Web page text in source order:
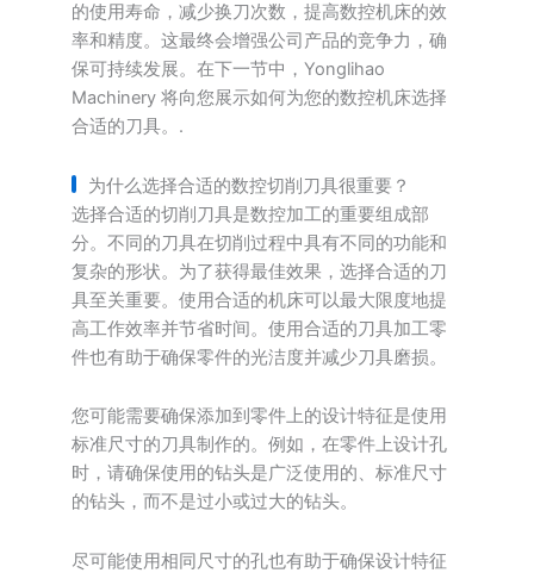
的使用寿命，减少换刀次数，提高数控机床的效
率和精度。这最终会增强公司产品的竞争力，确
保可持续发展。在下一节中，Yonglihao
Machinery 将向您展示如何为您的数控机床选择
合适的刀具。.
为什么选择合适的数控切削刀具很重要？
选择合适的切削刀具是数控加工的重要组成部
分。不同的刀具在切削过程中具有不同的功能和
复杂的形状。为了获得最佳效果，选择合适的刀
具至关重要。使用合适的机床可以最大限度地提
高工作效率并节省时间。使用合适的刀具加工零
件也有助于确保零件的光洁度并减少刀具磨损。
您可能需要确保添加到零件上的设计特征是使用
标准尺寸的刀具制作的。例如，在零件上设计孔
时，请确保使用的钻头是广泛使用的、标准尺寸
的钻头，而不是过小或过大的钻头。
尽可能使用相同尺寸的孔也有助于确保设计特征